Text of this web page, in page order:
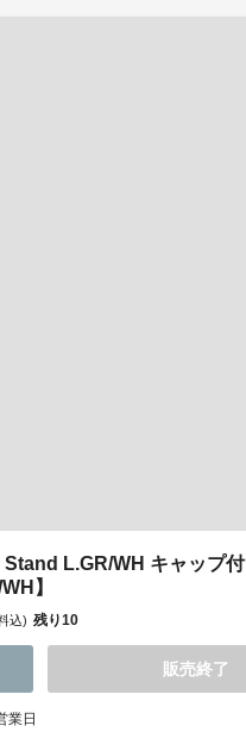
L.GR/WH キャップ付
】
込) 残り10
販売終了
業日